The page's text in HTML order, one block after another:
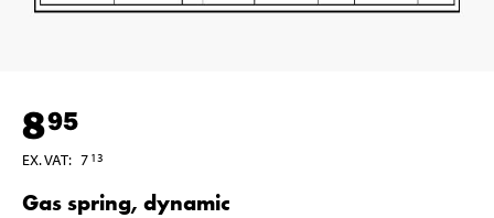
895
EX. VAT: 7 13
Gas spring, dynamic